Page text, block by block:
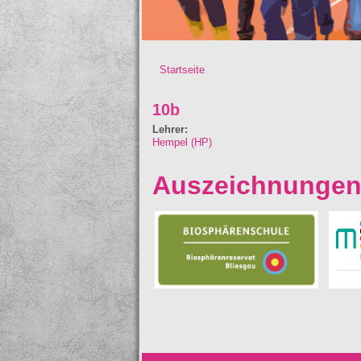
Startseite
10b
Lehrer:
Hempel (HP)
Auszeichnungen